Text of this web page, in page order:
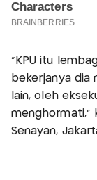
"KPU itu
bekerjanya dia
lain, oleh
menghormati,"
Senayan,